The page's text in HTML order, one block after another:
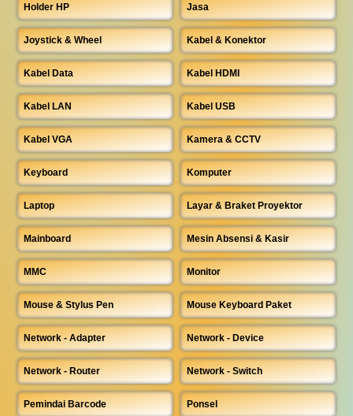
Holder HP Jasa
Joystick & Wheel Kabel & Konektor
Kabel Data Kabel HDMI
Kabel LAN Kabel USB
Kabel VGA Kamera & CCTV
Keyboard Komputer
Laptop Layar & Braket Proyektor
Mainboard Mesin Absensi & Kasir
MMC Monitor
Mouse & Stylus Pen Mouse Keyboard Paket
Network - Adapter Network - Device
Network - Router Network - Switch
Pemindai Barcode Ponsel